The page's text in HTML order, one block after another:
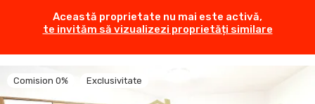
Această proprietate nu mai este activă,
te invităm să vizualizezi proprietăți similare
Comision 0% Exclusivitate